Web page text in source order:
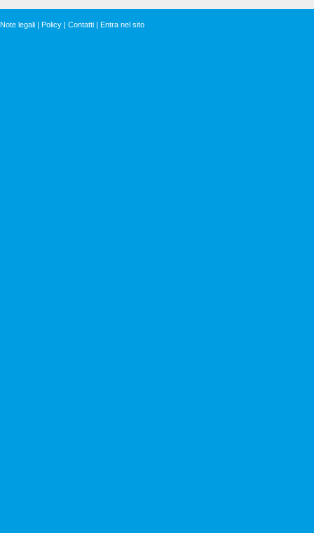
Note legali | Policy | Contatti | Entra nel sito